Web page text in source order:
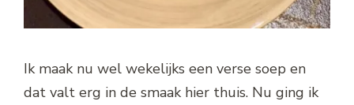
Ik maak nu wel wekelijks een verse soep en
dat valt erg in de smaak hier thuis. Nu ging ik